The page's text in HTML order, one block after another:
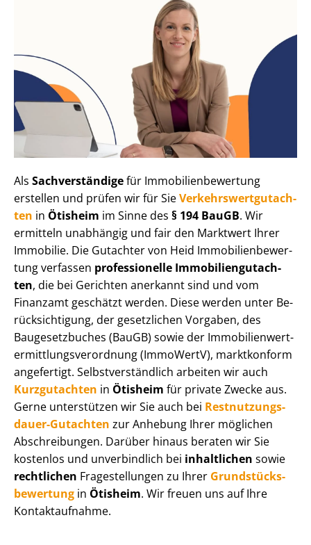
Als Sachverständigefür Im­mo­bi­li­en­be­wer­tung
erstellen und prüfen wir für SieVer­kehrs­wert­gut­ach­
ten in Ötisheim im Sinne des § 194 BauGB. Wir
ermitteln unabhängig und fair den Marktwert Ihrer
Immobilie. Die Gutachter von Heid Im­mo­bi­li­en­be­wer­
tung verfassen professionelle Im­mo­bi­li­en­gut­ach­
ten, die bei Gerichten anerkannt sind und vom
Finanzamt geschätzt werden. Diese werden unter Be­
rück­sich­ti­gung, der gesetzlichen Vorgaben, des
Baugesetzbuches (BauGB) sowie der Im­mo­bi­li­en­wert­
ermitt­lungs­ver­ord­nung (ImmoWertV), marktkonform
angefertigt. Selbst­ver­ständ­lich arbeiten wir auch
Kurzgutachten in Ötisheim für private Zwecke aus.
Gerne unterstützen wir Sie auch bei Rest­nut­zungs­
dau­er-Gutachten zur Anhebung Ihrer möglichen
Abschreibungen. Darüber hinaus beraten wir Sie
kostenlos und unverbindlich bei inhaltlichen sowie
rechtlichen Fragestellungen zu Ihrer Grund­stücks­
be­wer­tung in Ötisheim. Wir freuen uns auf Ihre
Kontaktaufnahme.